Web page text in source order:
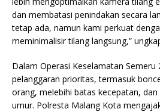
dan membatasi penindakan secara
tetap ada, namun kami perkuat
meminimalisir tilang langsung,”
Dalam Operasi Keselamatan
pelanggaran prioritas, termasuk
orang, melebihi batas kecepatan,
umur. Polresta Malang Kota